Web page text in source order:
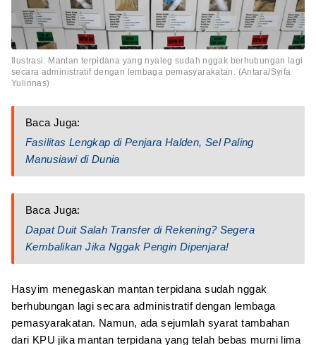
Ilustrasi: Mantan terpidana yang nyaleg sudah nggak berhubungan lagi
secara administratif dengan lembaga pemasyarakatan. (Antara/Syifa
Yulinnas)
Baca Juga:
Fasilitas Lengkap di Penjara Halden, Sel Paling
Manusiawi di Dunia
Baca Juga:
Dapat Duit Salah Transfer di Rekening? Segera
Kembalikan Jika Nggak Pengin Dipenjara!
Hasyim menegaskan mantan terpidana sudah nggak
berhubungan lagi secara administratif dengan lembaga
pemasyarakatan. Namun, ada sejumlah syarat tambahan
dari KPU jika mantan terpidana yang telah bebas murni lima